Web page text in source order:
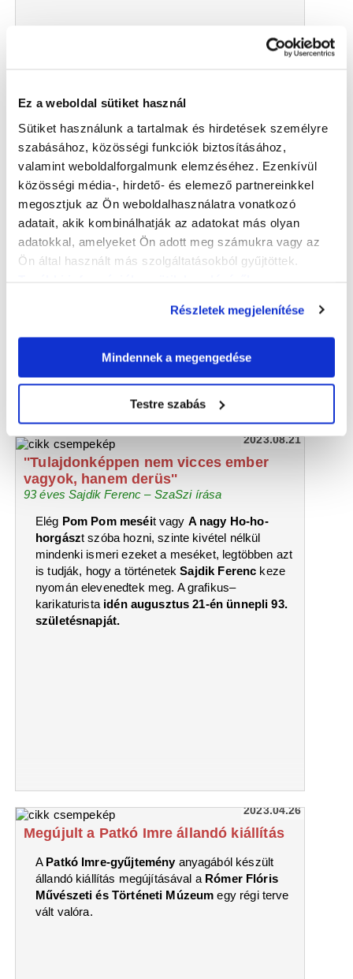
Ez a weboldal sütiket használ
Sütiket használunk a tartalmak és hirdetések személyre
szabásához, közösségi funkciók biztosításához,
valamint weboldalforgalmunk elemzéséhez. Ezenkívül
közösségi média-, hirdető- és elemező partnereinkkel
megosztjuk az Ön weboldalhasználatra vonatkozó
adatait, akik kombinálhatják az adatokat más olyan
adatokkal, amelyeket Ön adott meg számukra vagy az
Ön által használt más szolgáltatásokból gyűjtöttek.
Részletek megjelenítése
Mindennek a megengedése
Testre szabás
festőművész
Milu Milanovich Ildikó új kihívás előtt – Mohay
Gábor interjúja
Fiatalos megjelenése alapján alig hihető, hogy
hamarosan nyugdíjba készül. Negyven év tanítás
után – nem kevés öniróniával – amolyan „kifutó
modellnek” tartja magát
a Győri Tánc- és Képzőművészeti
Szakgimnázium és Kollégium művésztanára. Azt
pedig már most tudni lehet, hogy nyugdíjba
2023.08.21
''Tulajdonképpen nem vicces ember
vagyok, hanem derüs''
93 éves Sajdik Ferenc – SzaSzi írása
Elég Pom Pom meséit vagy A nagy Ho-ho-
horgászt szóba hozni, szinte kivétel nélkül
mindenki ismeri ezeket a meséket, legtöbben azt
is tudják, hogy a történetekSajdik Ferenc keze
nyomán elevenedtek meg. A grafikus–
karikaturista idén augusztus 21-én ünnepli 93.
születésnapját.
2023.04.26
Megújult a Patkó Imre állandó kiállítás
A Patkó Imre-gyűjtemény anyagából készült
állandó kiállítás megújításával a Rómer Flóris
Művészeti és Történeti Múzeumegy régi terve
vált valóra.